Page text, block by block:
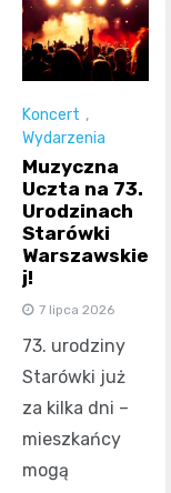
Koncert ,
Wydarzenia
Muzyczna
Uczta na 73.
Urodzinach
Starówki
Warszawskie
j!
7 lipca 2026
73. urodziny
Starówki już
za kilka dni –
mieszkańcy
mogą